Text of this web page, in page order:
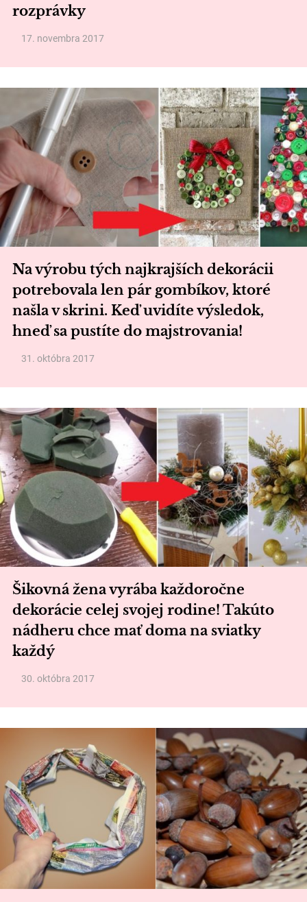
rozprávky
17. novembra 2017
Na výrobu tých najkrajších dekorácii
potrebovala len pár gombíkov, ktoré
našla v skrini. Keď uvidíte výsledok,
hneď sa pustíte do majstrovania!
31. októbra 2017
Šikovná žena vyrába každoročne
dekorácie celej svojej rodine! Takúto
nádheru chce mať doma na sviatky
každý
30. októbra 2017